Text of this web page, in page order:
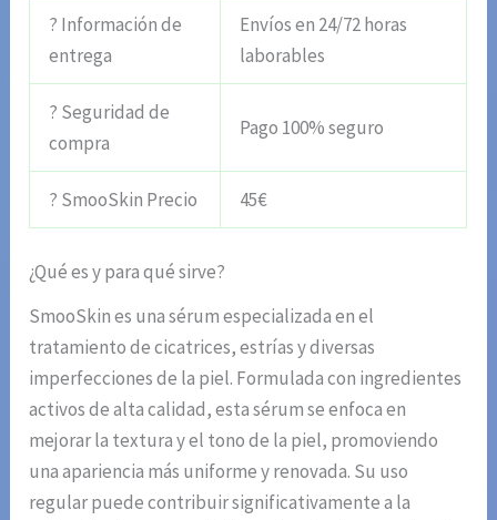
? Información de
entrega
Envíos en 24/72 horas
laborables
? Seguridad de
compra
Pago 100% seguro
? SmooSkin Precio 45€
¿Qué es y para qué sirve?
SmooSkin es una sérum especializada en el
tratamiento de cicatrices, estrías y diversas
imperfecciones de la piel. Formulada con ingredientes
activos de alta calidad, esta sérum se enfoca en
mejorar la textura y el tono de la piel, promoviendo
una apariencia más uniforme y renovada. Su uso
regular puede contribuir significativamente a la